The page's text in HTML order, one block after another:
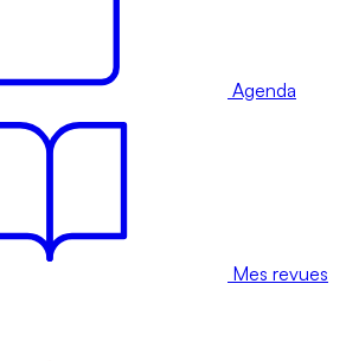
Agenda
Mes revues